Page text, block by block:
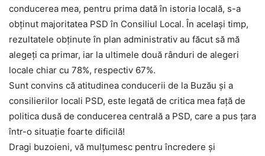
conducerea mea, pentru prima dată în istoria locală, s-a
obținut majoritatea PSD în Consiliul Local. În același timp,
rezultatele obținute în plan administrativ au făcut să mă
alegeți ca primar, iar la ultimele două rânduri de alegeri
locale chiar cu 78%, respectiv 67%.
Sunt convins că atitudinea conducerii de la Buzău și a
consilierilor locali PSD, este legată de critica mea față de
politica dusă de conducerea centrală a PSD, care a pus țara
într-o situație foarte dificilă!
Dragi buzoieni, vă mulțumesc pentru încredere și